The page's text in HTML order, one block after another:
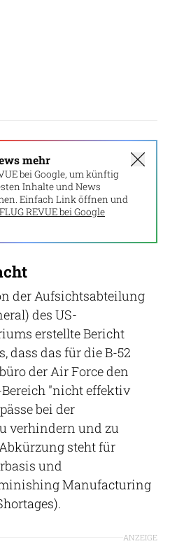
mehr
bei Google, um künftig
Inhalte und News
Einfach Link öffnen und
FLUG REVUE bei Google
der Aufsichtsabteilung
des US-
erstellte Bericht
dass das für die B-52
der Air Force den
"nicht effektiv
bei der
verhindern und zu
steht für
und
Manufacturing
ANZEIGE